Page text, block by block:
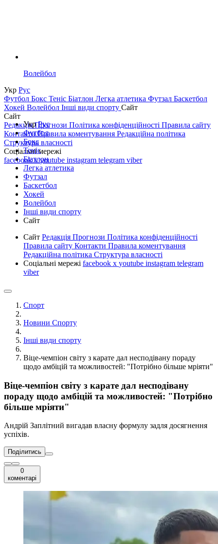
Волейбол
Укр Рус
Футбол Бокс Теніс Біатлон Легка атлетика Футзал Баскетбол
Хокей Волейбол Інші види спорту Сайт
Сайт
РедакціяПрогнози Політика конфіденційності Правила сайту
КонтактиПравила коментування Редакційна політика
Структура власності
Соціальні мережі
facebookxyoutube instagram telegram viber
УкрРус
Футбол
Бокс
Теніс
Біатлон
Легка атлетика
Футзал
Баскетбол
Хокей
Волейбол
Інші види спорту
Сайт
Сайт Редакція Прогнози Політика конфіденційності
Правила сайту Контакти Правила коментування
Редакційна політика Структура власності
Соціальні мережі facebook x youtube instagram telegram
viber
Спорт
Новини Спорту
Інші види спорту
Віце-чемпіон світу з карате дал несподівану пораду
щодо амбіцій та можливостей: "Потрібно більше мріяти"
Віце-чемпіон світу з карате дал несподівану
пораду щодо амбіцій та можливостей: "Потрібно
більше мріяти"
Андрій Заплітний вигадав власну формулу задля досягнення
успіхів.
Поділитись
0
коментарі